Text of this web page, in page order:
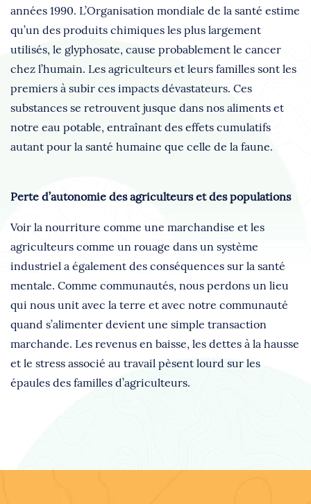
années 1990. L’Organisation mondiale de la santé estime
qu’un des produits chimiques les plus largement
utilisés, le glyphosate, cause probablement le cancer
chez l’humain. Les agriculteurs et leurs familles sont les
premiers à subir ces impacts dévastateurs. Ces
substances se retrouvent jusque dans nos aliments et
notre eau potable, entraînant des effets cumulatifs
autant pour la santé humaine que celle de la faune.
Perte d’autonomie des agriculteurs et des populations
Voir la nourriture comme une marchandise et les
agriculteurs comme un rouage dans un système
industriel a également des conséquences sur la santé
mentale. Comme communautés, nous perdons un lieu
qui nous unit avec la terre et avec notre communauté
quand s’alimenter devient une simple transaction
marchande. Les revenus en baisse, les dettes à la hausse
et le stress associé au travail pèsent lourd sur les
épaules des familles d’agriculteurs.